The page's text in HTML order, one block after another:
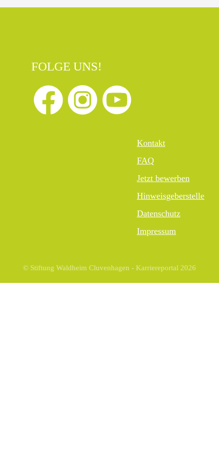
FOLGE UNS!
Kontakt
FAQ
Jetzt bewerben
Hinweisgeberstelle
Datenschutz
Impressum
© Stiftung Waldheim Cluvenhagen - Karriereportal 2026